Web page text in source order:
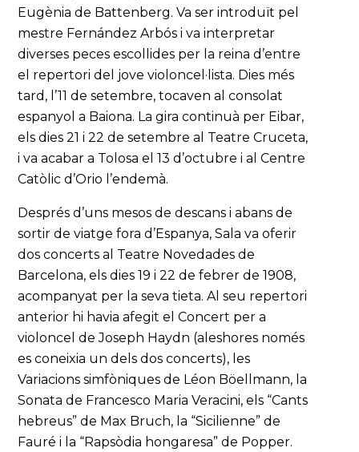
Eugènia de Battenberg. Va ser introduït pel
mestre Fernández Arbós i va interpretar
diverses peces escollides per la reina d’entre
el repertori del jove violoncel·lista. Dies més
tard, l’11 de setembre, tocaven al consolat
espanyol a Baiona. La gira continuà per Eibar,
els dies 21 i 22 de setembre al Teatre Cruceta,
i va acabar a Tolosa el 13 d’octubre i al Centre
Catòlic d’Orio l’endemà.
Després d’uns mesos de descans i abans de
sortir de viatge fora d’Espanya, Sala va oferir
dos concerts al Teatre Novedades de
Barcelona, els dies 19 i 22 de febrer de 1908,
acompanyat per la seva tieta. Al seu repertori
anterior hi havia afegit el Concert per a
violoncel de Joseph Haydn (aleshores només
es coneixia un dels dos concerts), les
Variacions simfòniques de Léon Böellmann, la
Sonata de Francesco Maria Veracini, els “Cants
hebreus” de Max Bruch, la “Sicilienne” de
Fauré i la “Rapsòdia hongaresa” de Popper.